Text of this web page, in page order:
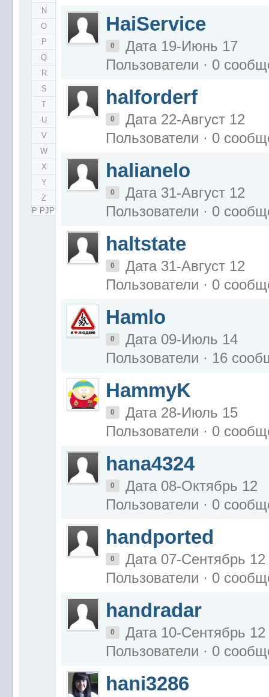
N
O
P
Q
R
S
T
U
V
W
X
Y
Z
Р РЈРЎ
HaiService
0
Дата 19-Июнь 17
Пользователи · 0
halforderf
0
Дата 22-Август 12
Пользователи · 0
halianelo
0
Дата 31-Август 12
Пользователи · 0
haltstate
0
Дата 31-Август 12
Пользователи · 0
Hamlo
0
Дата 09-Июль 14
Пользователи · 16
HammyK
0
Дата 28-Июль 15
Пользователи · 0
hana4324
0
Дата 08-Октябрь 12
Пользователи · 0
handported
0
Дата 07-Сентябрь 12
Пользователи · 0
handradar
0
Дата 10-Сентябрь 12
Пользователи · 0
hani3286